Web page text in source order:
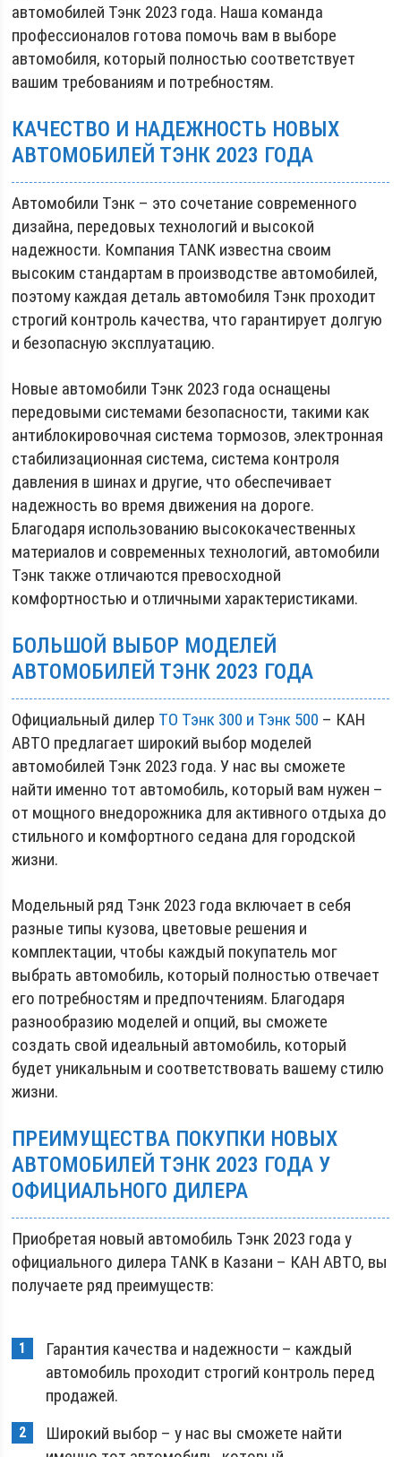
автомобилей Тэнк 2023 года. Наша команда
профессионалов готова помочь вам в выборе
автомобиля, который полностью соответствует
вашим требованиям и потребностям.
КАЧЕСТВО И НАДЕЖНОСТЬ НОВЫХ
АВТОМОБИЛЕЙ ТЭНК 2023 ГОДА
Автомобили Тэнк – это сочетание современного
дизайна, передовых технологий и высокой
надежности. Компания TANK известна своим
высоким стандартам в производстве автомобилей,
поэтому каждая деталь автомобиля Тэнк проходит
строгий контроль качества, что гарантирует долгую
и безопасную эксплуатацию.
Новые автомобили Тэнк 2023 года оснащены
передовыми системами безопасности, такими как
антиблокировочная система тормозов, электронная
стабилизационная система, система контроля
давления в шинах и другие, что обеспечивает
надежность во время движения на дороге.
Благодаря использованию высококачественных
материалов и современных технологий, автомобили
Тэнк также отличаются превосходной
комфортностью и отличными характеристиками.
БОЛЬШОЙ ВЫБОР МОДЕЛЕЙ
АВТОМОБИЛЕЙ ТЭНК 2023 ГОДА
Официальный дилер ТО Тэнк 300 и Тэнк 500 – КАН
АВТО предлагает широкий выбор моделей
автомобилей Тэнк 2023 года. У нас вы сможете
найти именно тот автомобиль, который вам нужен –
от мощного внедорожника для активного отдыха до
стильного и комфортного седана для городской
жизни.
Модельный ряд Тэнк 2023 года включает в себя
разные типы кузова, цветовые решения и
комплектации, чтобы каждый покупатель мог
выбрать автомобиль, который полностью отвечает
его потребностям и предпочтениям. Благодаря
разнообразию моделей и опций, вы сможете
создать свой идеальный автомобиль, который
будет уникальным и соответствовать вашему стилю
жизни.
ПРЕИМУЩЕСТВА ПОКУПКИ НОВЫХ
АВТОМОБИЛЕЙ ТЭНК 2023 ГОДА У
ОФИЦИАЛЬНОГО ДИЛЕРА
Приобретая новый автомобиль Тэнк 2023 года у
официального дилера TANK в Казани – КАН АВТО, вы
получаете ряд преимуществ:
Гарантия качества и надежности – каждый
автомобиль проходит строгий контроль перед
продажей.
Широкий выбор – у нас вы сможете найти